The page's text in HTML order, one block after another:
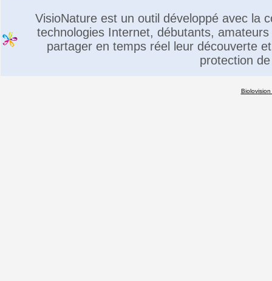
VisioNature est un outil développé avec la
technologies Internet, débutants,
partager en temps réel leur découverte
protection
Biolovision